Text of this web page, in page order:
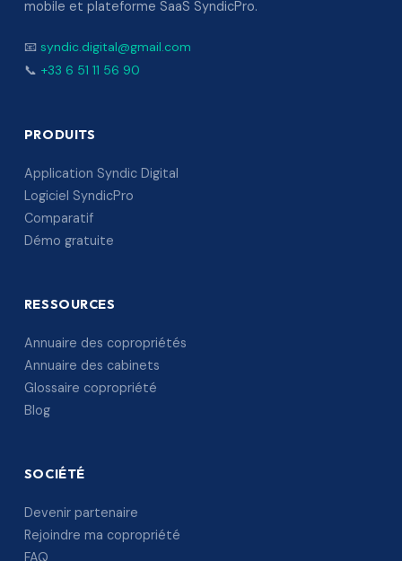
mobile et plateforme SaaS SyndicPro.
📧 syndic.digital@gmail.com
📞 +33 6 51 11 56 90
PRODUITS
Application Syndic Digital
Logiciel SyndicPro
Comparatif
Démo gratuite
RESSOURCES
Annuaire des copropriétés
Annuaire des cabinets
Glossaire copropriété
Blog
SOCIÉTÉ
Devenir partenaire
Rejoindre ma copropriété
FAQ